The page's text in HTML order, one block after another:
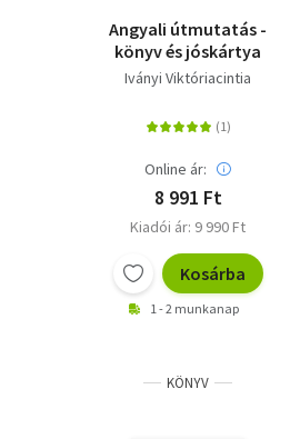
Angyali útmutatás -
könyv és jóskártya
Iványi Viktóriacintia
Online ár:
8 991 Ft
Kiadói ár: 9 990 Ft
Kosárba
1 - 2 munkanap
KÖNYV